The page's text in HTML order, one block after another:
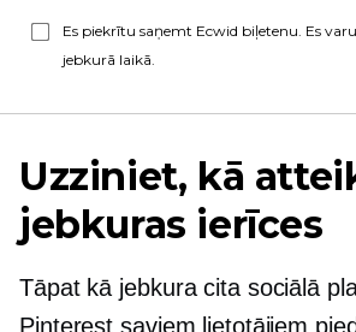
Es piekrītu saņemt Ecwid biļetenu. Es
jebkurā laikā.
Uzziniet, kā
jebkuras ierīces
Tāpat kā jebkura cita sociālā
Pinterest saviem lietotājiem